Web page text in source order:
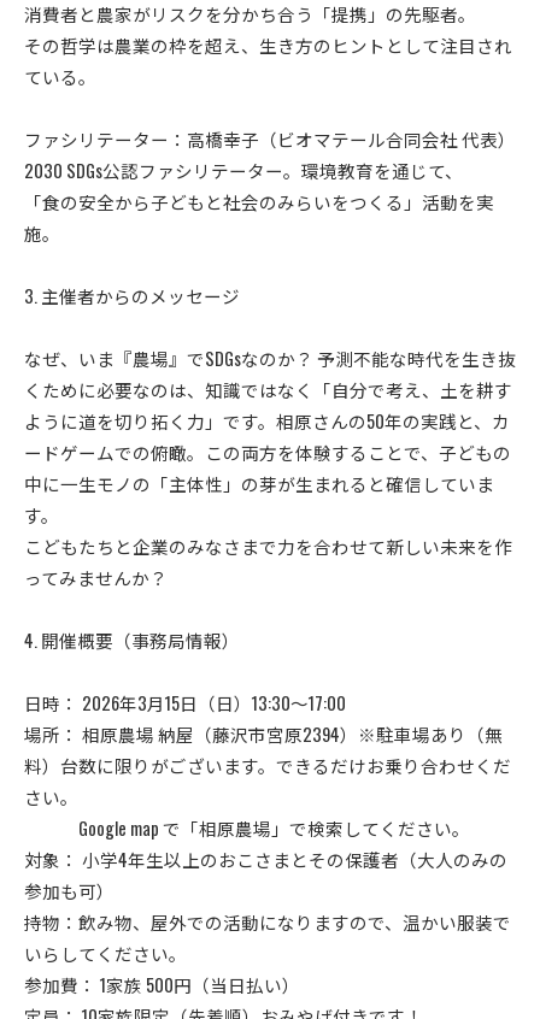
消費者と農家がリスクを分かち合う「提携」の先駆者。
その哲学は農業の枠を超え、生き方のヒントとして注目され
ている。
ファシリテーター：高橋幸子（ビオマテール合同会社 代表）
2030 SDGs公認ファシリテーター。環境教育を通じて、
「食の安全から子どもと社会のみらいをつくる」活動を実
施。
3. 主催者からのメッセージ
なぜ、いま『農場』でSDGsなのか？ 予測不能な時代を生き抜
くために必要なのは、知識ではなく「自分で考え、土を耕す
ように道を切り拓く力」です。相原さんの50年の実践と、カ
ードゲームでの俯瞰。この両方を体験することで、子どもの
中に一生モノの「主体性」の芽が生まれると確信していま
す。
こどもたちと企業のみなさまで力を合わせて新しい未来を作
ってみませんか？
4. 開催概要（事務局情報）
日時： 2026年3月15日（日）13:30〜17:00
場所： 相原農場 納屋（藤沢市宮原2394）※駐車場あり（無
料）台数に限りがございます。できるだけお乗り合わせくだ
さい。
Google map で「相原農場」で検索してください。
対象： 小学4年生以上のおこさまとその保護者（大人のみの
参加も可）
持物：飲み物、屋外での活動になりますので、温かい服装で
いらしてください。
参加費： 1家族 500円（当日払い）